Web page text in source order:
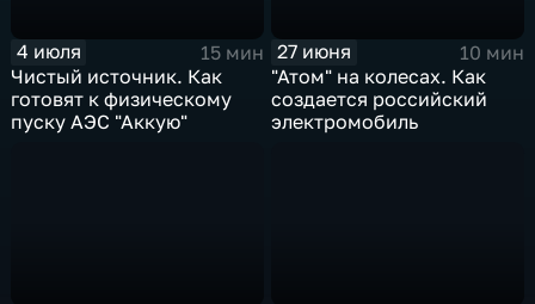
4 июля
15 мин
Чистый источник. Как
готовят к физическому
пуску АЭС "Аккую"
27 июня
10 мин
"Атом" на колесах. Как
создается российский
электромобиль